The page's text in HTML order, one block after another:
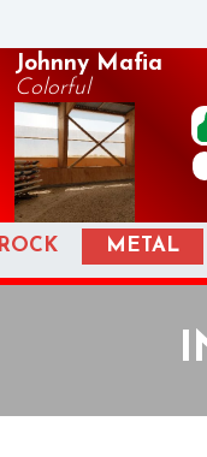
Johnny Mafia
Colorful
ROCK METAL